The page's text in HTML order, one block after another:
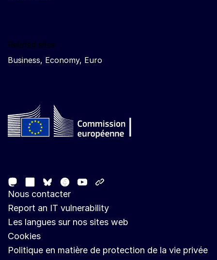
Related sites
Business, Economy, Euro
MastodonLinkedIn
Bluesky
Facebook
Youtube
Nous contacter
Report an IT vulnerability
Les langues sur nos sites web
Cookies
Politique en matière de protection de la vie privée